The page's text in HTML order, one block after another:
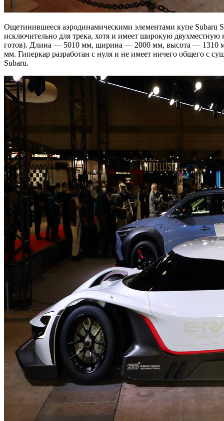
Ощетинившееся аэродинамическими элементами купе Subaru
исключительно для трека, хотя и имеет широкую двухместную
готов). Длина — 5010 мм, ширина — 2000 мм, высота — 1310
мм. Гиперкар разработан с нуля и не имеет ничего общего с
Subaru.